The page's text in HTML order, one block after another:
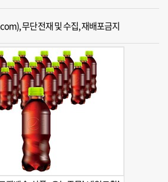
무단전재 및 수집, 재배포금지